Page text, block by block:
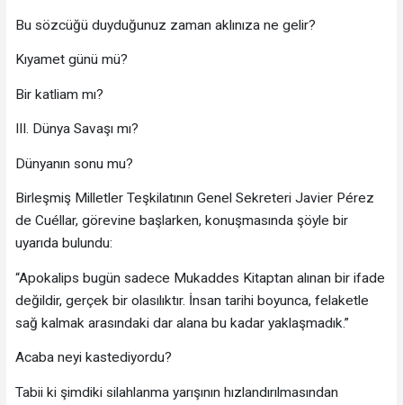
Bu sözcüğü duyduğunuz zaman aklınıza ne gelir?
Kıyamet günü mü?
Bir katliam mı?
III. Dünya Savaşı mı?
Dünyanın sonu mu?
Birleşmiş Milletler Teşkilatının Genel Sekreteri Javier Pérez
de Cuéllar, görevine başlarken, konuşmasında şöyle bir
uyarıda bulundu:
“Apokalips bugün sadece Mukaddes Kitaptan alınan bir ifade
değildir, gerçek bir olasılıktır. İnsan tarihi boyunca, felaketle
sağ kalmak arasındaki dar alana bu kadar yaklaşmadık.”
Acaba neyi kastediyordu?
Tabii ki şimdiki silahlanma yarışının hızlandırılmasından